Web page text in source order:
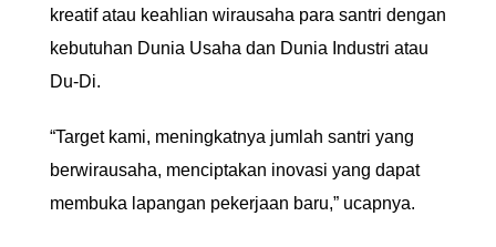
kreatif atau keahlian wirausaha para santri dengan
kebutuhan Dunia Usaha dan Dunia Industri atau
Du-Di.
“Target kami, meningkatnya jumlah santri yang
berwirausaha, menciptakan inovasi yang dapat
membuka lapangan pekerjaan baru,” ucapnya.